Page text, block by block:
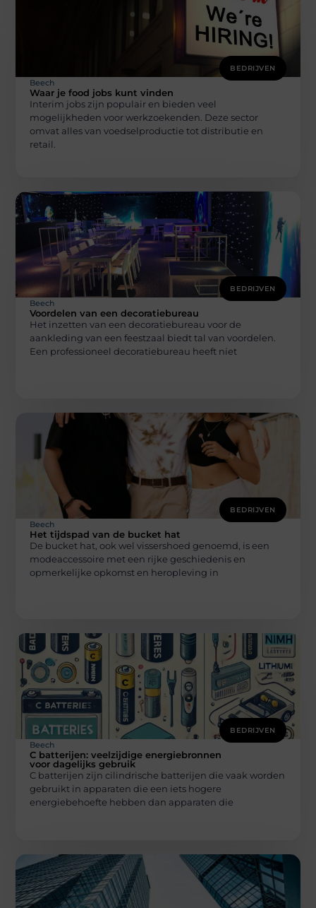
BEDRIJVEN
Beech
Waar je food jobs kunt vinden
Interim jobs zijn populair en bieden veel
mogelijkheden voor werkzoekenden. Deze sector
omvat alles van voedselproductie tot distributie en
retail.
BEDRIJVEN
Beech
Voordelen van een decoratiebureau
Het inzetten van een decoratiebureau voor de
aankleding van een feestzaal biedt tal van voordelen.
Een professioneel decoratiebureau heeft niet
BEDRIJVEN
Beech
Het tijdspad van de bucket hat
De bucket hat, ook wel vissershoed genoemd, is een
modeaccessoire met een rijke geschiedenis en
opmerkelijke opkomst en heropleving in
BEDRIJVEN
Beech
C batterijen: veelzijdige energiebronnen
voor dagelijks gebruik
C batterijen zijn cilindrische batterijen die vaak worden
gebruikt in apparaten die een iets hogere
energiebehoefte hebben dan apparaten die